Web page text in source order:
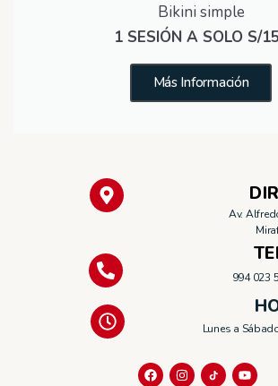
Bikini simple
1 SESIÓN A SOLO S/
Más Información
Av.
994 023
Lunes a